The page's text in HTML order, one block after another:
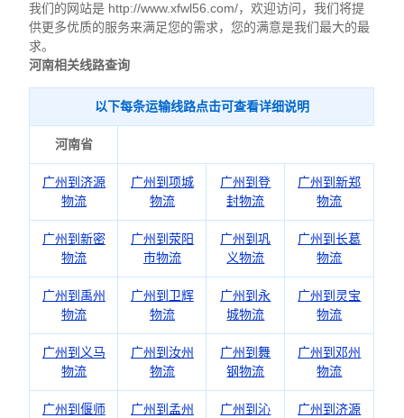
我们的网站是 http://www.xfwl56.com/，欢迎访问，我们将提
供更多优质的服务来满足您的需求，您的满意是我们最大的最
求。
河南相关线路查询
以下每条运输线路点击可查看详细说明
河南省
广州到济源
物流
广州到项城
物流
广州到登
封物流
广州到新郑
物流
广州到新密
物流
广州到荥阳
市物流
广州到巩
义物流
广州到长葛
物流
广州到禹州
物流
广州到卫辉
物流
广州到永
城物流
广州到灵宝
物流
广州到义马
物流
广州到汝州
物流
广州到舞
钢物流
广州到邓州
物流
广州到偃师
广州到孟州
广州到沁
广州到济源